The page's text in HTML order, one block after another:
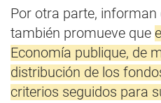
Por otra parte, informan
también promueve que
Economía publique, de
distribución de los
criterios seguidos para